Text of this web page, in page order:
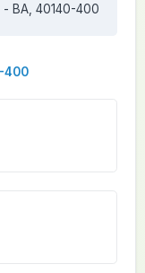
BA, 40140-400
400